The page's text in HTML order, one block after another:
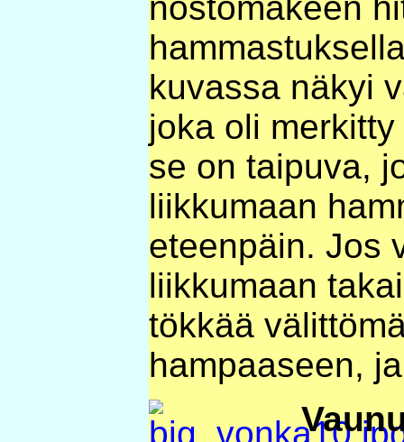
kuvassa näkyi
joka oli
se on taipuva,
liikkumaan
eteenpäin. Jos
liikkumaan
tökkää
hampaaseen,